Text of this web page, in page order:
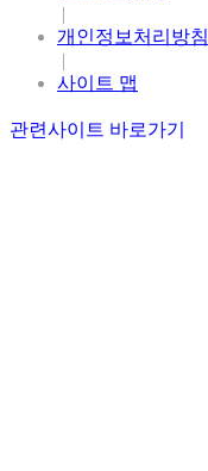
|
개인정보처리방침
|
사이트 맵
관련사이트 바로가기